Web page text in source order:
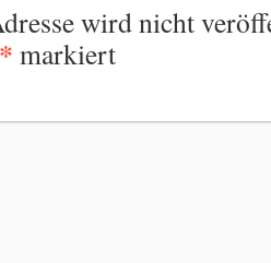
wird nicht
* markiert